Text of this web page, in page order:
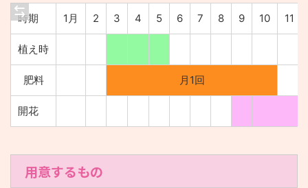
時期 1月 2 3 4 5 6 7 8 9 10 11
植え時
肥料 月1回
開花
用意するもの